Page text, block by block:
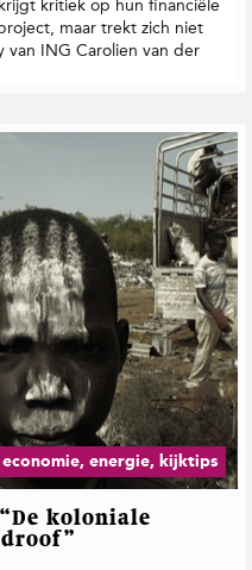
kritiek op hun financiële
maar trekt zich niet
van ING Carolien van der
economie, energie, kijktips
koloniale